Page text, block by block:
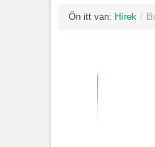
Ön itt van: Hírek /